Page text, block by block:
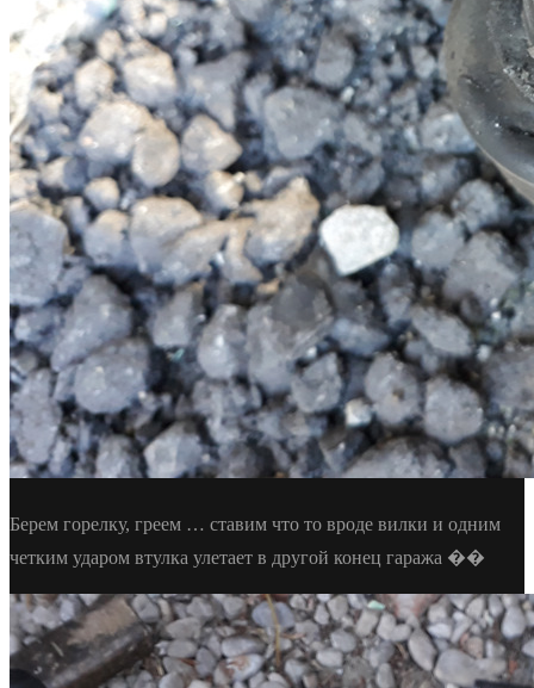
Берем горелку, греем … ставим что то вроде вилки и одним
четким ударом втулка улетает в другой конец гаража ��